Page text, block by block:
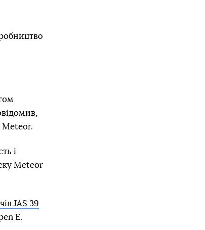
Meteor.
і
Meteor
JAS 39
E.